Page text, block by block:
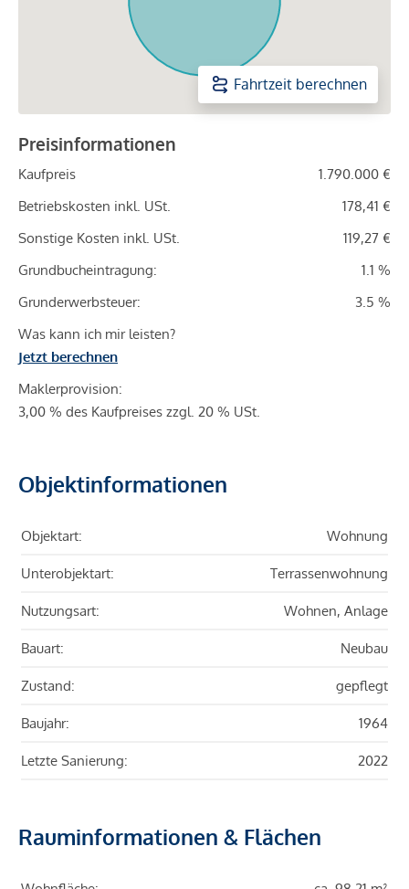
Fahrtzeit berechnen
Preisinformationen
Kaufpreis
1.790.000 €
Betriebskosten inkl. USt.
178,41 €
Sonstige Kosten inkl. USt.
119,27 €
Grundbucheintragung:
1.1 %
Grunderwerbsteuer:
3.5 %
Was kann ich mir leisten?
Jetzt berechnen
Maklerprovision:
3,00 % des Kaufpreises zzgl. 20 % USt.
Objektinformationen
Objektart: Wohnung
Unterobjektart: Terrassenwohnung
Nutzungsart: Wohnen, Anlage
Bauart: Neubau
Zustand: gepflegt
Baujahr: 1964
Letzte Sanierung: 2022
Rauminformationen & Flächen